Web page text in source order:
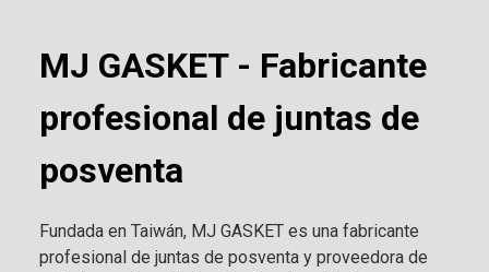
MJ GASKET - Fabricante
profesional de juntas de
posventa
Fundada en Taiwán, MJ GASKET es una fabricante
profesional de juntas de posventa y proveedora de